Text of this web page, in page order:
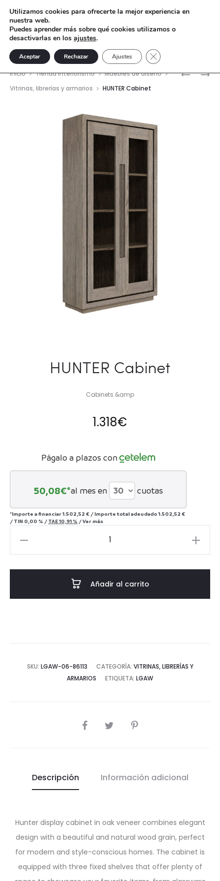
ARMARIO
HUNTER
Inicio Tienda interiorismo
Muebles de diseño
Vitrinas, librerías y armarios
HUNTER Cabinet
HUNTER Cabinet
Cabinets &amp
1.318€
Págalo a plazos con
50,08€*al mes en cuotas
*Importe a financiar1.502,52 € / Importe total adeudado1.502,52 €
/ TIN 0,00 % / TAE10,91 % /Ver más
Añadir al carrito
SKU: LGAW-06-86113 CATEGORÍA: VITRINAS, LIBRERÍAS Y
ARMARIOS
ETIQUETA: LGAW
COMPARTIR
Descripción Información adicional
Hunter display cabinet in oak veneer combines elegant
design with a beautiful and natural wood grain, perfect
for modern and style-conscious homes. The cabinet is
equipped with three fixed shelves that offer plenty of
Utilizamos cookies para ofrecerte la mejor experiencia en
nuestra web.
Puedes aprender más sobre qué cookies utilizamos o
desactivarlas en los ajustes.
Aceptar Rechazar Ajustes Cerrar el banner de